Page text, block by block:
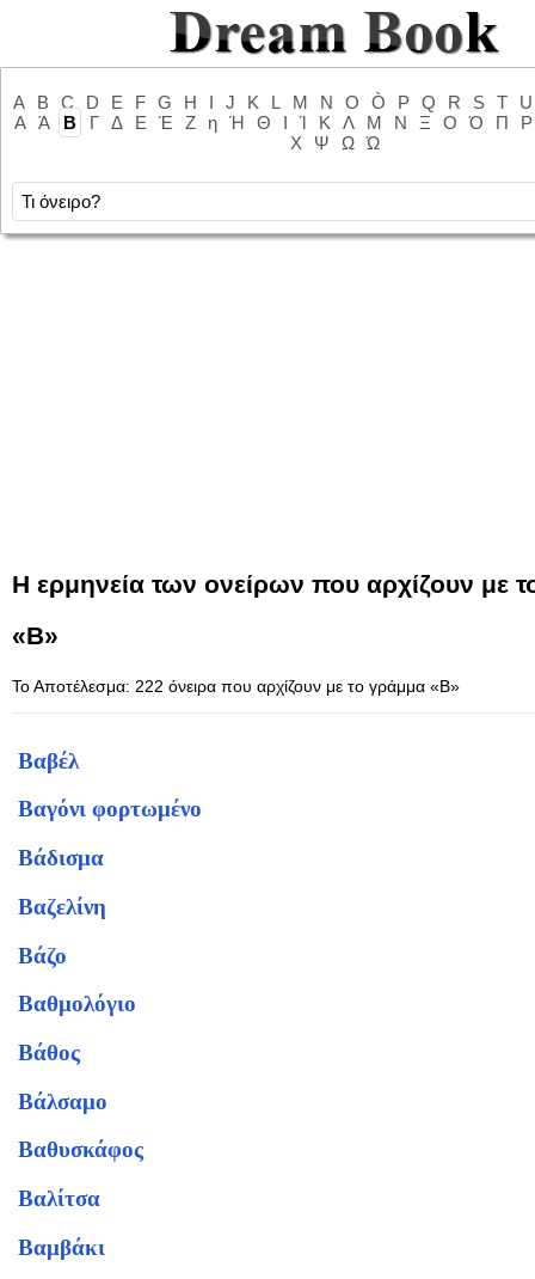
A B C D E F G H I J K L M N O Ò P Q R S T
U
Α
Ά Β Γ Δ Ε Έ Ζ η Ή Θ Ι Ί Κ Λ Μ Ν Ξ Ο Ό Π
Ρ
Χ
Ψ Ω Ώ
Η ερμηνεία των ονείρων που αρχίζουν με
«Β»
Το Αποτέλεσμα: 222 όνειρα που αρχίζουν με το γράμμα «Β»
Βαβέλ
Βαγόνι φορτωμένο
Βάδισμα
Βαζελίνη
Βάζο
Βαθμολόγιο
Βάθος
Βάλσαμο
Βαθυσκάφος
Βαλίτσα
Βαμβάκι